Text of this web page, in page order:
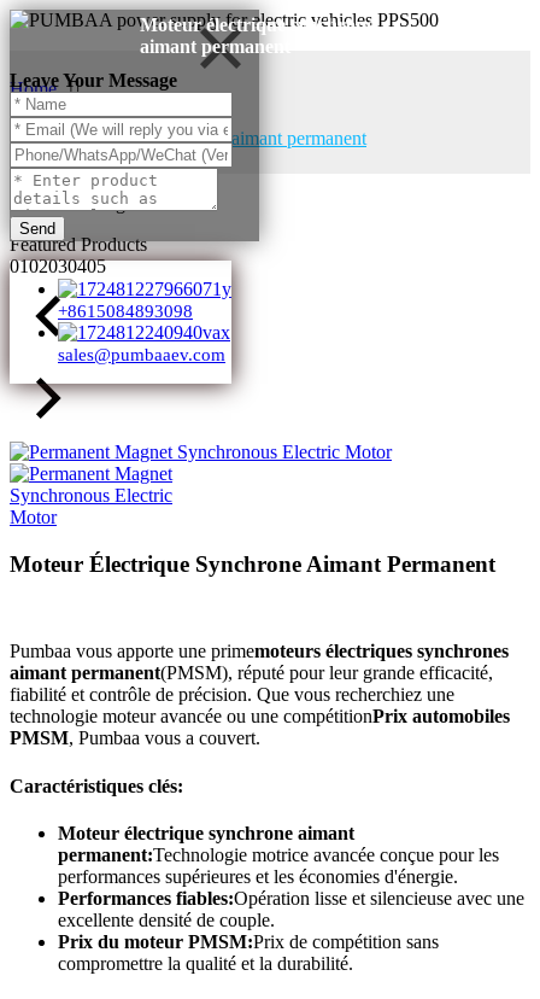
Leave Your Message
Send
+8615084893098
sales@pumbaaev.com
Moteur électrique synchrone
aimant permanent
Home
Products
Moteur électrique synchrone aimant permanent
Products Categories
Featured Products
0102030405
Moteur Électrique Synchrone Aimant Permanent
Pumbaa vous apporte une primemoteurs électriques synchrones
aimant permanent(PMSM), réputé pour leur grande efficacité,
fiabilité et contrôle de précision. Que vous recherchiez une
technologie moteur avancée ou une compétitionPrix automobiles
PMSM, Pumbaa vous a couvert.
Caractéristiques clés:
Moteur électrique synchrone aimant
permanent:Technologie motrice avancée conçue pour les
performances supérieures et les économies d'énergie.
Performances fiables:Opération lisse et silencieuse avec une
excellente densité de couple.
Prix du moteur PMSM:Prix de compétition sans
compromettre la qualité et la durabilité.